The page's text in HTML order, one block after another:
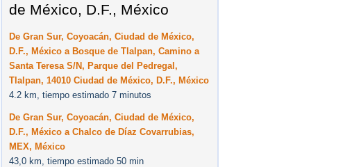
de México, D.F., México
De Gran Sur, Coyoacán, Ciudad de México,
D.F., México a Bosque de Tlalpan, Camino a
Santa Teresa S/N, Parque del Pedregal,
Tlalpan, 14010 Ciudad de México, D.F., México
4.2 km, tiempo estimado 7 minutos
De Gran Sur, Coyoacán, Ciudad de México,
D.F., México a Chalco de Díaz Covarrubias,
MEX, México
43,0 km, tiempo estimado 50 min